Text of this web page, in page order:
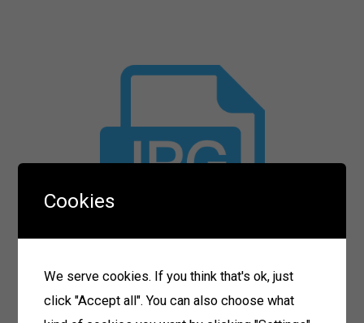
ТУЗ-ийн гишүүн Д.Даваасүрэн
Дэлгэрэнгүй
Cookies
We serve cookies. If you think that's ok, just
click "Accept all". You can also choose what